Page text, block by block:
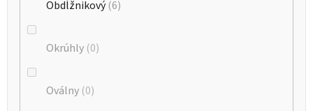
Obdĺžnikový 6
Okrúhly 0
Oválny 0